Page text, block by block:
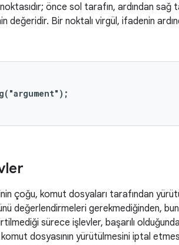
önce sol tarafın, ardından sağ
değeridir. Bir noktalı virgül, ifadenin
çoğu, komut dosyaları tarafından
değerlendirmeleri gerekmediğinden,
sürece işlevler, başarılı olduğunda
dosyasının yürütülmesini iptal